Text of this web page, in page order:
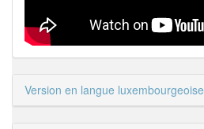
Version en langue luxembourgeoise